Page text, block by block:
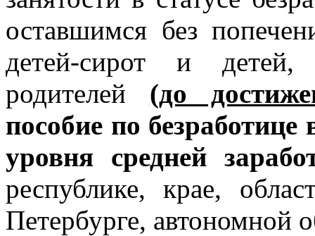
оставшимся без
детей-сирот и детей,
родителей (до
пособие по
уровня средней
республике, крае,
Петербурге, автономной